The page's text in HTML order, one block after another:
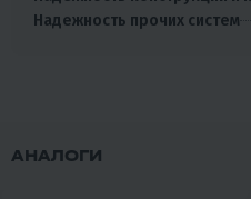
Надежность прочих систем
АНАЛОГИ